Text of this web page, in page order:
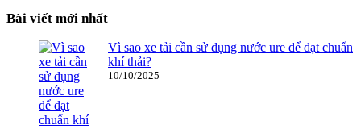
Bài viết mới nhất
Vì sao xe tải cần sử dụng nước ure để đạt chuẩn
khí thải?
10/10/2025